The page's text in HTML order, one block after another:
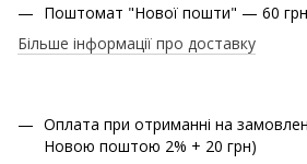
Поштомат "Нової пошти" — 60 грн
Більше інформації про доставку
Оплата при отриманні на
Новою поштою 2% + 20 грн)